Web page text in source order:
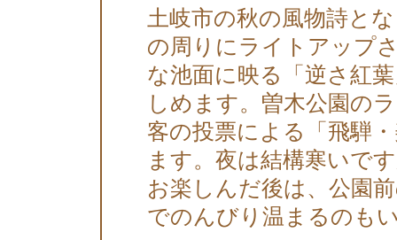
土岐市の秋の風物詩と
の周りにライトアップ
な池面に映る「逆さ紅
しめます。曽木公園の
客の投票による「飛騨
ます。夜は結構寒いで
お楽しんだ後は、公園
でのんびり温まるのも